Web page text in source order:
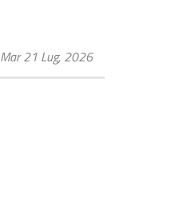
Mar 21 Lug, 2026